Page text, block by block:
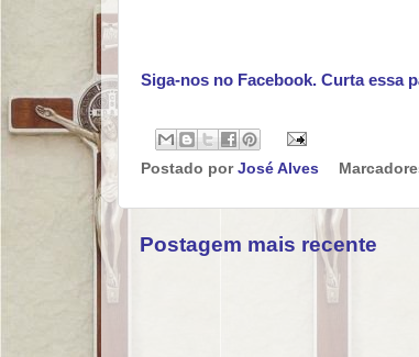
Siga-nos no Facebook. Curta essa
Postado por José Alves
Postagem mais recente